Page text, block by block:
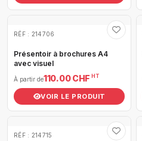
RÉF : 214706
Présentoir à brochures A4
avec visuel
À partir de110.00 CHF HT
VOIR LE PRODUIT
RÉF : 214715